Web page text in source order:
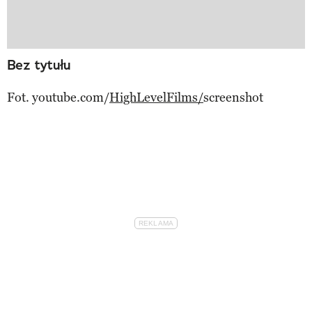
Bez tytułu
Fot. youtube.com/HighLevelFilms/screenshot